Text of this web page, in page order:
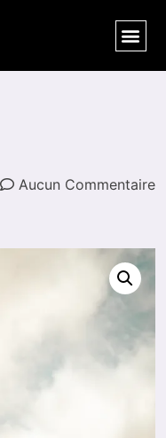
Aucun Commentaire